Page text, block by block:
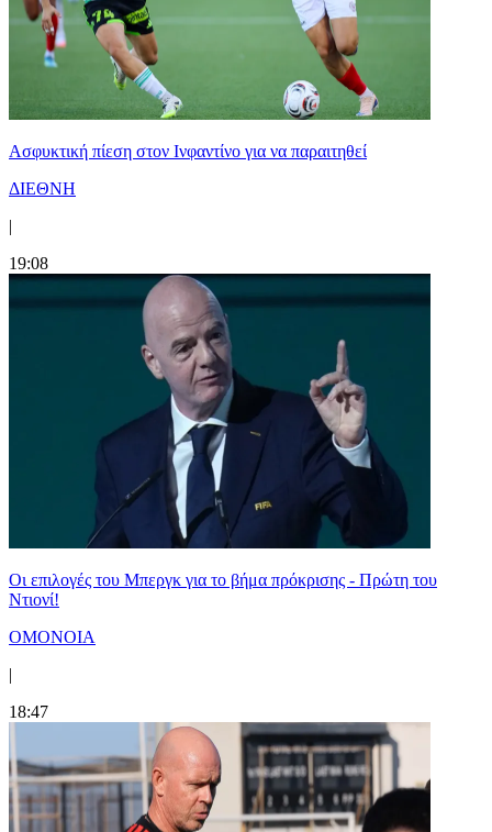
Ασφυκτική πίεση στον Ινφαντίνο για να παραιτηθεί
ΔΙΕΘΝΗ
|
19:08
Οι επιλογές του Μπεργκ για το βήμα πρόκρισης - Πρώτη του
Ντιονί!
ΟΜΟΝΟΙΑ
|
18:47